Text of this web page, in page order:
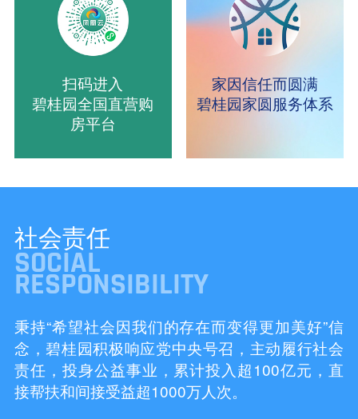
家因信任而圆满
碧桂园家圆服务体系
扫码进入
碧桂园全国直营购
房平台
社会责任
SOCIAL
RESPONSIBILITY
秉持“希望社会因我们的存在而变得更加美好”信
念，碧桂园积极响应党中央号召，主动履行社会
责任，投身公益事业，累计投入超100亿元，直
接帮扶和间接受益超1000万人次。